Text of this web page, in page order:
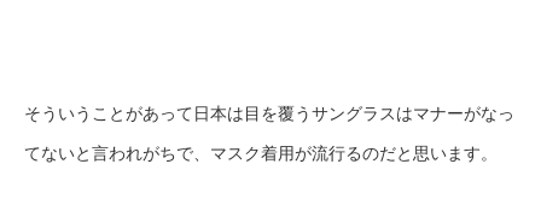
そういうことがあって日本は目を覆うサングラスはマナーがなっ
てないと言われがちで、マスク着用が流行るのだと思います。